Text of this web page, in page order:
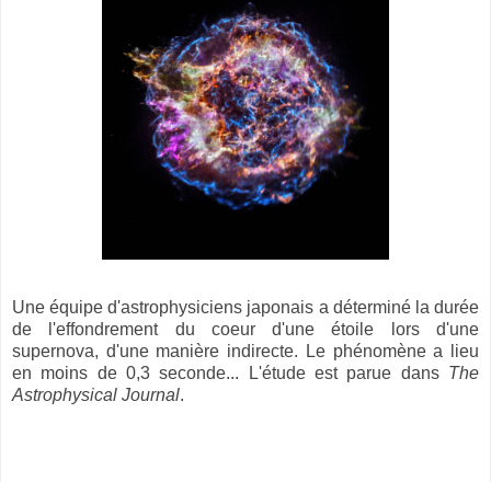
Une équipe d'astrophysiciens japonais a déterminé la durée
de l'effondrement du coeur d'une étoile lors d'une
supernova, d'une manière indirecte. Le phénomène a lieu
en moins de 0,3 seconde... L'étude est parue dans The
Astrophysical Journal.